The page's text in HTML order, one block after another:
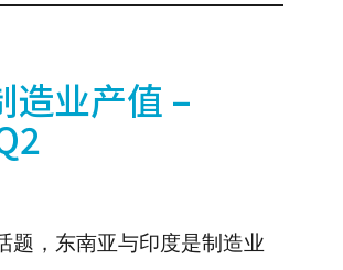
造业产值 –
题，东南亚与印度是制造业